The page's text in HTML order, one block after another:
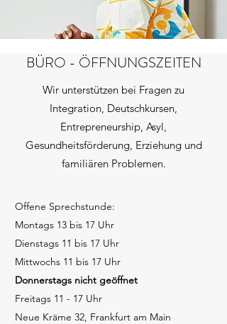
BÜRO - ÖFFNUNGSZEITEN
Wir unterstützen bei Fragen zu
Integration, Deutschkursen,
Entrepreneurship, Asyl,
Gesundheitsförderung, Erziehung und
familiären Problemen.
Offene Sprechstunde:
Montags 13 bis 17 Uhr
Dienstags 11 bis 17 Uhr
Mittwochs 11 bis 17 Uhr
Donnerstags nicht geöffnet
Freitags 11 - 17 Uhr
Neue Kräme 32, Frankfurt am Main